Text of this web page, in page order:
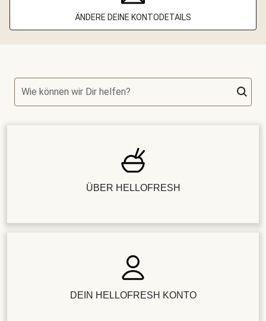
ÄNDERE DEINE KONTODETAILS
Wie können wir Dir helfen?
ÜBER HELLOFRESH
DEIN HELLOFRESH KONTO